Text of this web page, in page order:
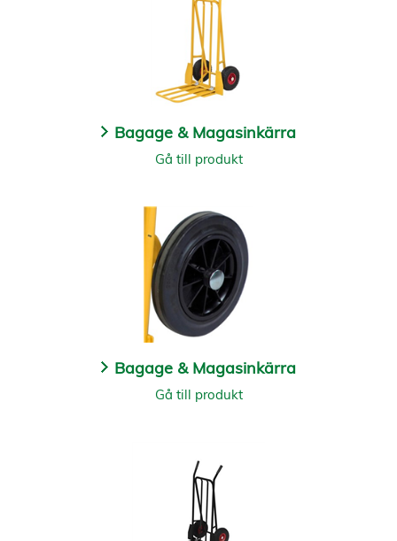
Bagage & Magasinkärra
Gå till produkt
Bagage & Magasinkärra
Gå till produkt